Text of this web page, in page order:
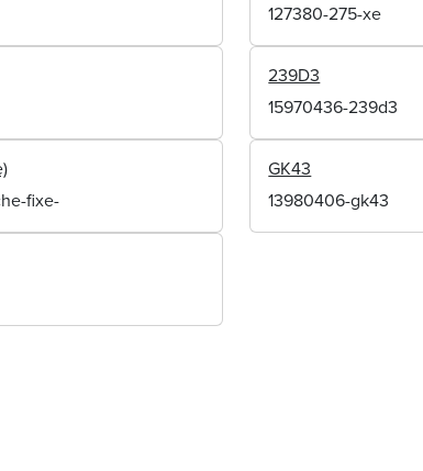
127380-275-xe
239D3
15970436-239d3
fixe-
GK43
13980406-gk43